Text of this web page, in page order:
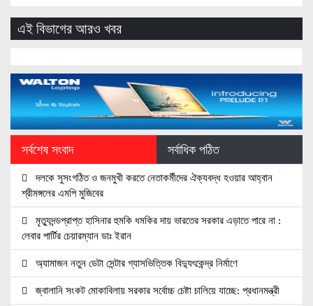
এই বিভাগের আরও খবর
সর্বশেষ সংবাদ সর্বাধিক পঠিত
দলকে সুসংগঠিত ও জনমুখী করতে নেতাকর্মীদের ঐক্যবদ্ধ হওয়ার আহ্বান
শ্রীমঙ্গলের এমপি মুজিবের
মৃত্যুদন্ডপ্রাপ্ত হাসিনার হুমকি ধমকির দায় ভারতের সরকার এড়াতে পারে না :
লেবার পার্টির চেয়ারম্যান ডাঃ ইরান
অ্যামাজন নতুন ডেটা সেন্টার গ্যাসভিত্তিক বিদ্যুৎকেন্দ্র নির্মাণে
জ্বালানি সংকট মোকাবিলায় সরকার সর্বোচ্চ চেষ্টা চালিয়ে যাচ্ছে: প্রধানমন্ত্রী